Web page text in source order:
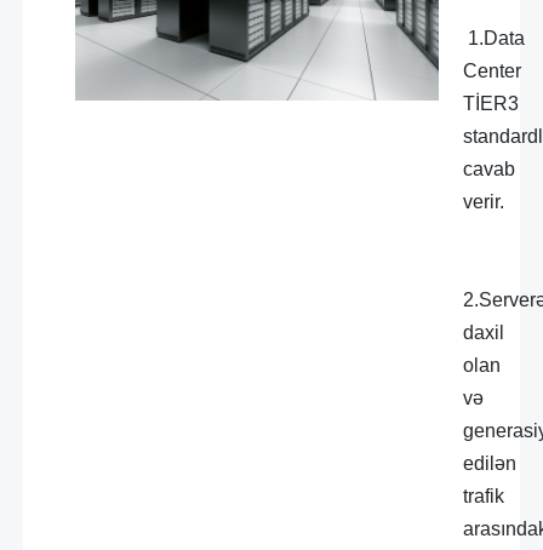
1.Data
Center
TİER3
cavab
verir.
daxil
olan
və
edilən
trafik